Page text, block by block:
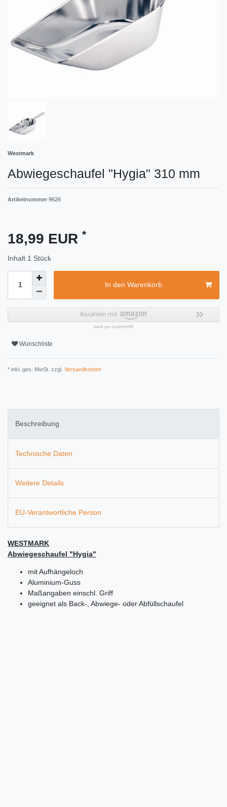
Westmark
Abwiegeschaufel "Hygia" 310 mm
Artikelnummer 9626
18,99 EUR *
Inhalt 1 Stück
In den Warenkorb
Wunschliste
* inkl. ges. MwSt. zzgl. Versandkosten
Beschreibung
Technische Daten
Weitere Details
EU-Verantwortliche Person
WESTMARK
Abwiegeschaufel "Hygia"
mit Aufhängeloch
Aluminium-Guss
Maßangaben einschl. Griff
geeignet als Back-, Abwiege- oder Abfüllschaufel